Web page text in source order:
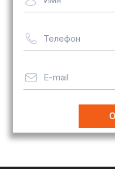
Важно! Мы
целости и
от их
Телефон
E-mail